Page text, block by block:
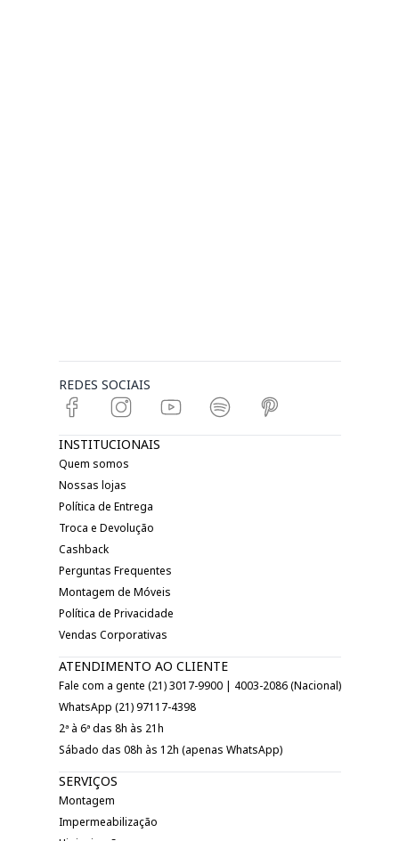
REDES SOCIAIS
INSTITUCIONAIS
Quem somos
Nossas lojas
Política de Entrega
Troca e Devolução
Cashback
Perguntas Frequentes
Montagem de Móveis
Política de Privacidade
Vendas Corporativas
ATENDIMENTO AO CLIENTE
Fale com a gente (21) 3017-9900 | 4003-2086 (Nacional)
WhatsApp (21) 97117-4398
2ª à 6ª das 8h às 21h
Sábado das 08h às 12h (apenas WhatsApp)
SERVIÇOS
Montagem
Impermeabilização